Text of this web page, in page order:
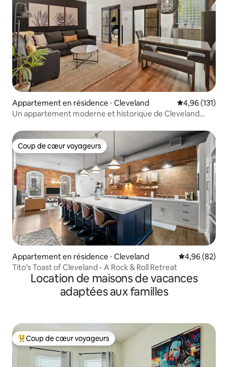
Appartement en résidence ⋅ Cleveland Évaluation
4,96 (131)
Un appartement moderne et historique de Cleveland
Coup de cœur voyageurs
Coup de cœur voyageurs
Appartement en résidence ⋅ Cleveland Évaluation
4,96 (82)
Tito’s Toast of Cleveland - A Rock & Roll Retreat
Location de maisons de vacances
adaptées aux familles
Coups de cœur voyageurs les plus appréciés
Coup de cœur voyageurs